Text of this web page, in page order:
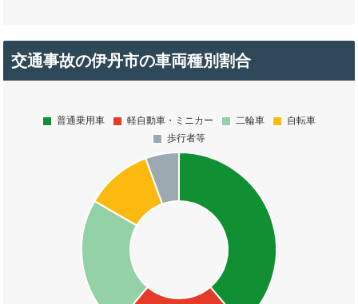
交通事故の伊丹市の車両種別割合